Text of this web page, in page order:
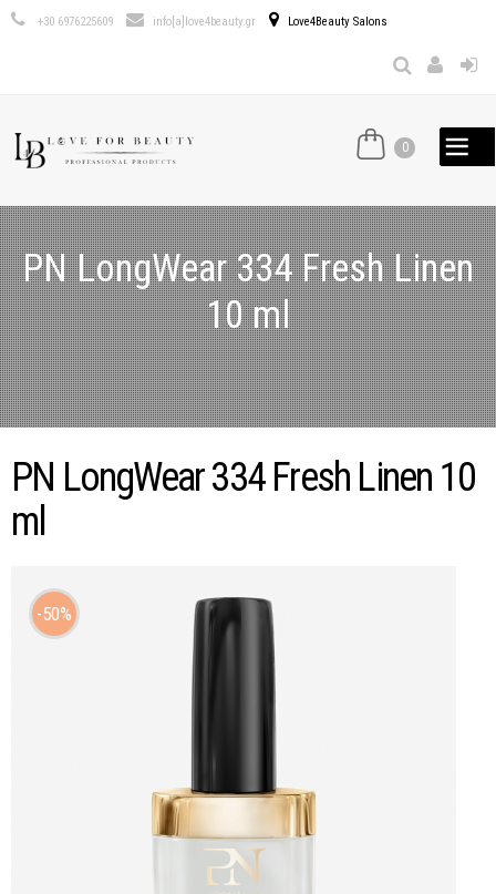
προς το
+30 6976225609 info[a]love4beauty.gr Love4Beauty Salons
0
PN LongWear 334 Fresh Linen
10 ml
PN LongWear 334 Fresh Linen 10
ml
50%